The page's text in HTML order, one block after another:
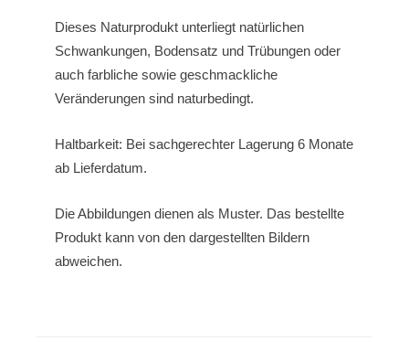
Dieses Naturprodukt unterliegt natürlichen
Schwankungen, Bodensatz und Trübungen oder
auch farbliche sowie geschmackliche
Veränderungen sind naturbedingt.
Haltbarkeit: Bei sachgerechter Lagerung 6 Monate
ab Lieferdatum.
Die Abbildungen dienen als Muster. Das bestellte
Produkt kann von den dargestellten Bildern
abweichen.